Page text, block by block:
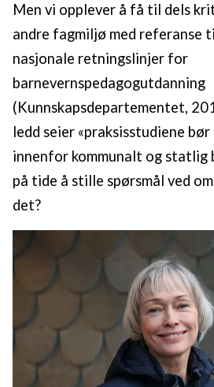
Men vi opplever å få til dels
andre fagmiljø med referanse
nasjonale retningslinjer for
barnevernspedagogutdanning
(Kunnskapsdepartementet,
ledd seier «praksisstudiene
innenfor kommunalt og statlig
på tide å stille spørsmål ved
det?